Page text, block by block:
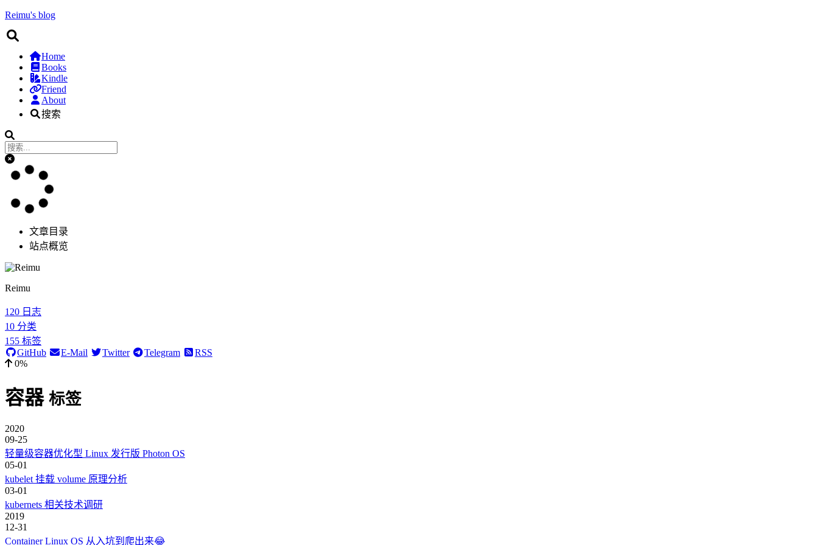
Reimu's blog
Home
Books
Kindle
Friend
About
搜索
文章目录
站点概览
Reimu
120 日志
10 分类
155 标签
GitHub
E-Mail Twitter Telegram
RSS
0%
容器 标签
2020
09-25
轻量级容器优化型 Linux 发行版 Photon OS
05-01
kubelet 挂载 volume 原理分析
03-01
kubernets 相关技术调研
2019
12-31
Container Linux OS 从入坑到爬出来😂